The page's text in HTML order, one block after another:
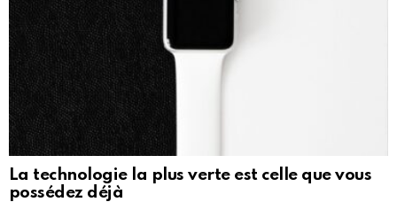
La technologie la plus verte est celle que vous
possédez déjà